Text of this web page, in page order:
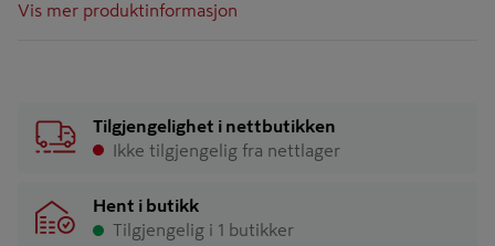
Vis mer produktinformasjon
Tilgjengelighet i nettbutikken
Ikke tilgjengelig fra nettlager
Hent i butikk
Tilgjengelig i 1 butikker